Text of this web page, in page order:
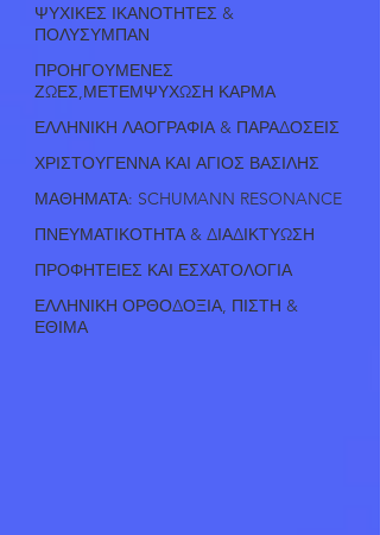
ΨΥΧΙΚΕΣ ΙΚΑΝΟΤΗΤΕΣ &
ΠΟΛΥΣΥΜΠΑΝ
ΠΡΟΗΓΟΥΜΕΝΕΣ
ΖΩΕΣ,ΜΕΤΕΜΨΥΧΩΣΗ ΚΑΡΜΑ
ΕΛΛΗΝΙΚΗ ΛΑΟΓΡΑΦΙΑ & ΠΑΡΑΔΟΣΕΙΣ
ΧΡΙΣΤΟΥΓΕΝΝΑ ΚΑΙ ΑΓΙΟΣ ΒΑΣΙΛΗΣ
ΜΑΘΗΜΑΤΑ: SCHUMANN RESONANCE
ΠΝΕΥΜΑΤΙΚΟΤΗΤΑ & ΔΙΑΔΙΚΤΥΩΣΗ
ΠΡΟΦΗΤΕΙΕΣ ΚΑΙ ΕΣΧΑΤΟΛΟΓΙΑ
ΕΛΛΗΝΙΚΗ ΟΡΘΟΔΟΞΙΑ, ΠΙΣΤΗ &
ΕΘΙΜΑ